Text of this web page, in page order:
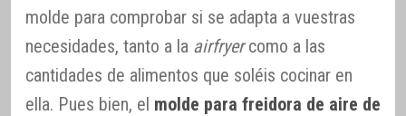
molde para comprobar si se adapta a vuestras
necesidades, tanto a la airfryercomo a las
cantidades de alimentos que soléis cocinar en
ella. Pues bien, el molde para freidora de aire de